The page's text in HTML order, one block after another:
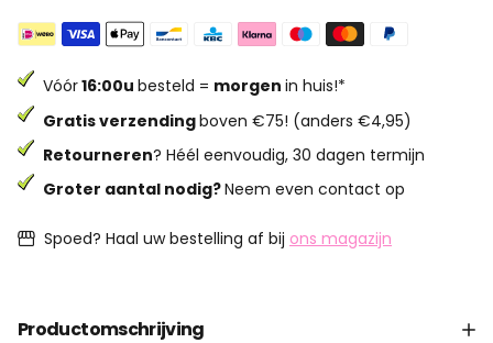
Vóór16:00u besteld = morgen in huis!*
Gratis verzendingboven €75! (anders €4,95)
Retourneren? Héél eenvoudig, 30 dagen termijn
Groter aantal nodig?Neem even contact op
Spoed? Haal uw bestelling af bij ons magazijn
Productomschrijving